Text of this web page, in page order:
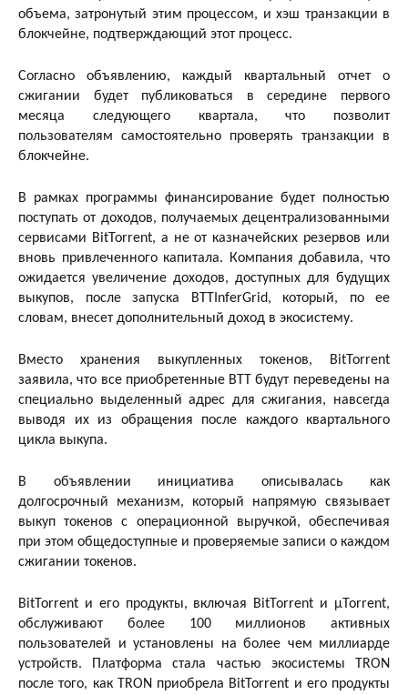
объема, затронутый этим процессом, и хэш транзакции в
блокчейне, подтверждающий этот процесс.
Согласно объявлению, каждый квартальный отчет о
сжигании будет публиковаться в середине первого
месяца следующего квартала, что позволит
пользователям самостоятельно проверять транзакции в
блокчейне.
В рамках программы финансирование будет полностью
поступать от доходов, получаемых децентрализованными
сервисами BitTorrent, а не от казначейских резервов или
вновь привлеченного капитала. Компания добавила, что
ожидается увеличение доходов, доступных для будущих
выкупов, после запуска BTTInferGrid, который, по ее
словам, внесет дополнительный доход в экосистему.
Вместо хранения выкупленных токенов, BitTorrent
заявила, что все приобретенные BTT будут переведены на
специально выделенный адрес для сжигания, навсегда
выводя их из обращения после каждого квартального
цикла выкупа.
В объявлении инициатива описывалась как
долгосрочный механизм, который напрямую связывает
выкуп токенов с операционной выручкой, обеспечивая
при этом общедоступные и проверяемые записи о каждом
сжигании токенов.
BitTorrent и его продукты, включая BitTorrent и µTorrent,
обслуживают более 100 миллионов активных
пользователей и установлены на более чем миллиарде
устройств. Платформа стала частью экосистемы TRON
после того, как TRON приобрела BitTorrent и его продукты